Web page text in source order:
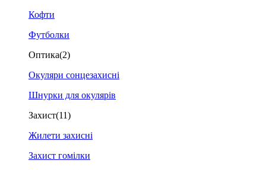
Кофти
Футболки
Оптика(2)
Окуляри сонцезахисні
Шнурки для окулярів
Захист(11)
Жилети захисні
Захист гомілки